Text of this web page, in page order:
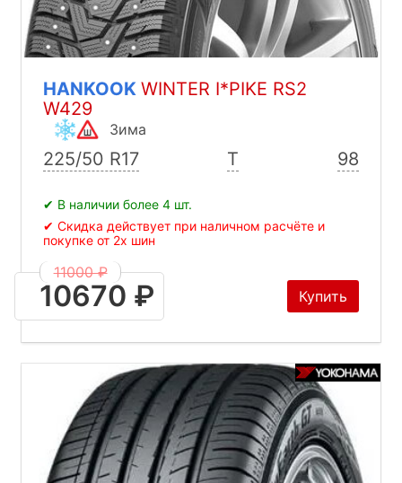
HANKOOK WINTER I*PIKE RS2
W429
Зима
225/50 R17 T 98
✔ В наличии более 4 шт.
✔ Скидка действует при наличном расчёте и
покупке от 2х шин
11000 ₽
10670 ₽ Купить